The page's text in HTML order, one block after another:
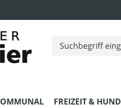
FREIZEIT & HUND